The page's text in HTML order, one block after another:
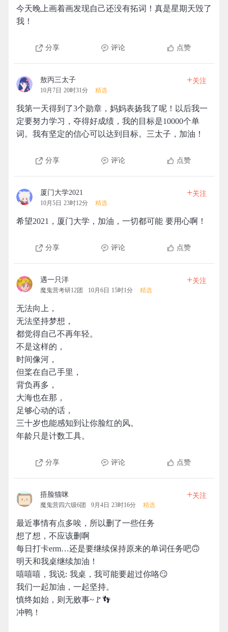
今天晚上画着画发现自己还没有拓词！真是星期天毁了
我！
分享 评论 点赞
敖丙三太子
10月7日 20时31分 精选
+关注
我第一天得到了3个勋章，妈妈表扬我了呢！以后我一
定要努力学习，夺得好成绩，我的目标是10000个单
词。我有坚定的信心可以达到目标。三太子，加油！
分享 评论 点赞
厦门大学2021
10月5日 23时12分 精选
+关注
希望2021，厦门大学，加油，一切都可能 要用心啊！
分享 评论 点赞
遇一只洋
魔鬼营考研12团 10月6日 15时1分 精选
+关注
无法向上，
无法坚持梦想，
都觉得自己不再年轻。
不是这样的，
时间像河，
但桨在自己手里，
背负再多，
大海也在那，
足够心动的话，
三十岁也能感知到让你脸红的风。
年龄只是计数工具。
分享 评论 点赞
捂脸猫咪
魔鬼营四六级6团 9月4日 23时16分 精选
+关注
最近事情有点多唉，所以删了一些任务
想了想，不应该删啊
每日打卡erm…还是要继续保持原来的单词任务吧🙃
明天和我桌继续加油！
嘻嘻嘻，我说: 我桌，我可能要超过你咯😏
我们一起加油，一起坚持。
慎终如始，则无败事~🚩👣
冲鸭！